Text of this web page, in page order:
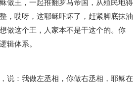
做王，一起推翻罗马帝国，从殖民地得
，哎呀，这耶稣吓坏了，赶紧脚底抹油
做这个王，人家本不是干这个的。你
辑体系。
说：我做左丞相，你做右丞相，耶稣在